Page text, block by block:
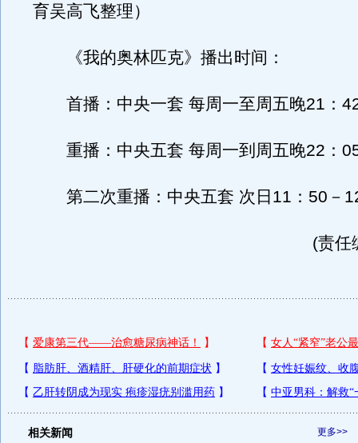
育吴高飞整理）
《我的奥林匹克》播出时间：
首播：中央一套 每周一至周五晚21：
重播：中央五套 每周一到周五晚22：
第二次重播：中央五套 次日11：50－
(责任
更多>>
相关新闻